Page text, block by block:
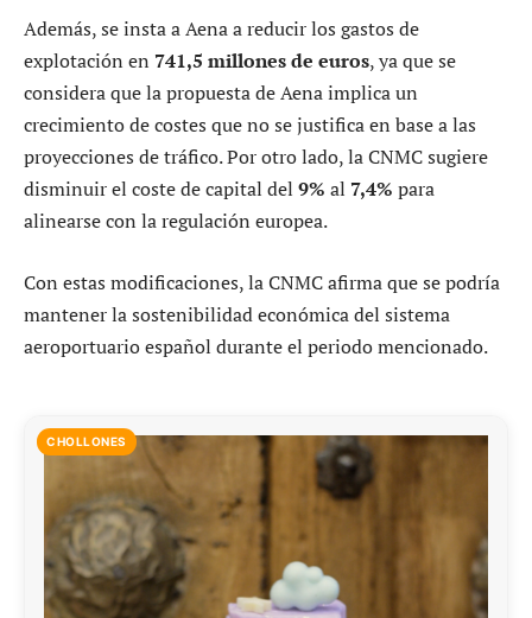
Además, se insta a Aena a reducir los gastos de
explotación en 741,5 millones de euros, ya que se
considera que la propuesta de Aena implica un
crecimiento de costes que no se justifica en base a las
proyecciones de tráfico. Por otro lado, la CNMC sugiere
disminuir el coste de capital del 9% al 7,4% para
alinearse con la regulación europea.
Con estas modificaciones, la CNMC afirma que se podría
mantener la sostenibilidad económica del sistema
aeroportuario español durante el periodo mencionado.
CHOLLONES